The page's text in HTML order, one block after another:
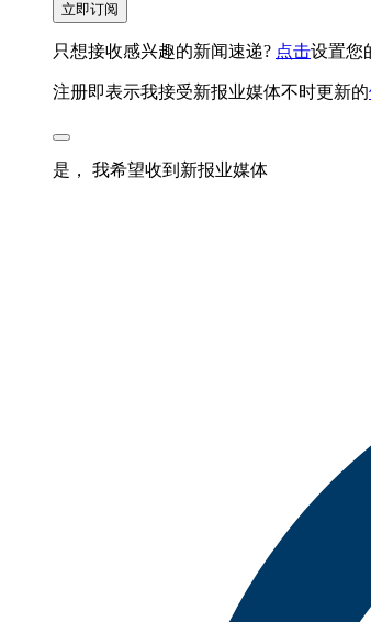
立即订阅
只想接收感兴趣的新闻速递? 点击设置您
注册即表示我接受新报业媒体不时更新的
是， 我希望收到新报业媒体